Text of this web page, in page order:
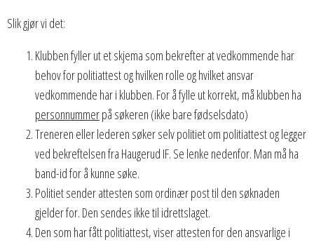
Slik gjør vi det:
Klubben fyller ut et skjema som bekrefter at vedkommende har
behov for politiattest og hvilken rolle og hvilket ansvar
vedkommende har i klubben. For å fylle ut korrekt, må klubben ha
personnummerpå søkeren (ikke bare fødselsdato)
Treneren eller lederen søker selv politiet om politiattest og legger
ved bekreftelsen fra Haugerud IF. Se lenke nedenfor. Man må ha
band-id for å kunne søke.
Politiet sender attesten som ordinær post til den søknaden
gjelder for. Den sendes ikke til idrettslaget.
Den som har fått politiattest, viser attesten for den ansvarlige i